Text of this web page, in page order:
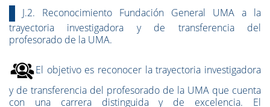
J.2. Reconocimiento Fundación General UMA a la
trayectoria investigadora y de transferencia del
profesorado de la UMA.
El objetivo es reconocer la trayectoria investigadora
y de transferencia del profesorado de la UMA que cuenta
con una carrera distinguida y de excelencia. El